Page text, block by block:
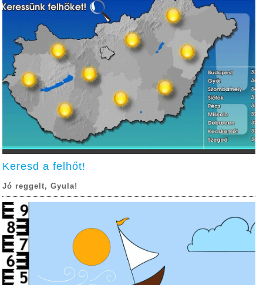
Keresd a felhőt!
Jó reggelt, Gyula!